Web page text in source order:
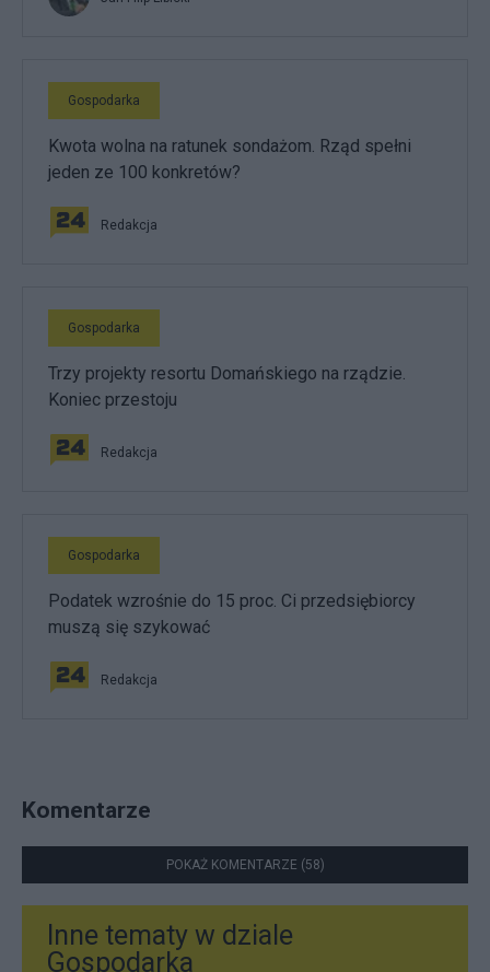
Gospodarka
Kwota wolna na ratunek sondażom. Rząd spełni
jeden ze 100 konkretów?
Redakcja
Gospodarka
Trzy projekty resortu Domańskiego na rządzie.
Koniec przestoju
Redakcja
Gospodarka
Podatek wzrośnie do 15 proc. Ci przedsiębiorcy
muszą się szykować
Redakcja
Komentarze
POKAŻ KOMENTARZE (58)
Inne tematy w dziale
Gospodarka